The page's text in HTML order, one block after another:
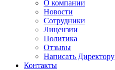
О компании
Новости
Сотрудники
Лицензии
Политика
Отзывы
Написать Директору
Контакты